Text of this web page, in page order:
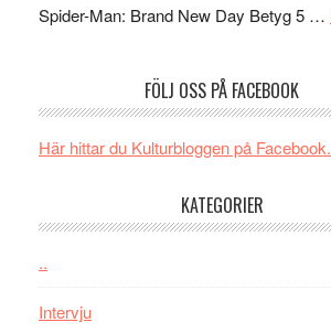
GOES
världspremiär
i
Spider-Man: Brand New Day Betyg 5 …
FÖLJ OSS PÅ FACEBOOK
Här hittar du Kulturbloggen på Facebook.
KATEGORIER
..
Intervju